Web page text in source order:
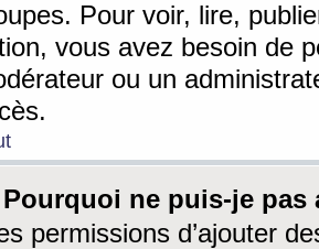
Pour voir, lire,
vous avez besoin de
ou un
Pourquoi ne puis-je
permissions d’ajouter